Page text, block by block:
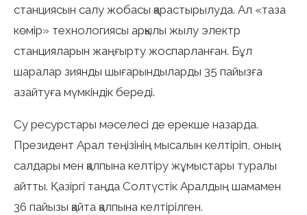
станциясын салу жобасы қарастырылуда. Ал «таза
көмір» технологиясы арқылы жылу электр
станцияларын жаңғырту жоспарланған. Бұл
шаралар зиянды шығарындыларды 35 пайызға
азайтуға мүмкіндік береді.
Су ресурстары мәселесі де ерекше назарда.
Президент Арал теңізінің мысалын келтіріп, оның
салдары мен қалпына келтіру жұмыстары туралы
айтты. Қазіргі таңда Солтүстік Аралдың шамамен
36 пайызы қайта қалпына келтірілген.